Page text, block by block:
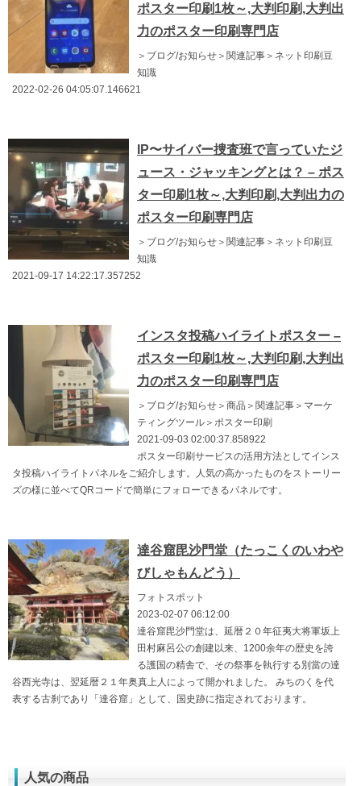
ポスター印刷1枚～,大判印刷,大判出
力のポスター印刷専門店
＞ブログ/お知らせ＞関連記事＞ネット印刷豆
知識
2022-02-26 04:05:07.146621
IP〜サイバー捜査班で言っていたジ
ュース・ジャッキングとは？ – ポス
ター印刷1枚～,大判印刷,大判出力の
ポスター印刷専門店
＞ブログ/お知らせ＞関連記事＞ネット印刷豆
知識
2021-09-17 14:22:17.357252
インスタ投稿ハイライトポスター –
ポスター印刷1枚～,大判印刷,大判出
力のポスター印刷専門店
＞ブログ/お知らせ＞商品＞関連記事＞マーケ
ティングツール＞ポスター印刷
2021-09-03 02:00:37.858922
ポスター印刷サービスの活用方法としてインス
タ投稿ハイライトパネルをご紹介します。人気の高かったものをストーリー
ズの様に並べてQRコードで簡単にフォローできるパネルです。
達谷窟毘沙門堂（たっこくのいわや
びしゃもんどう）
フォトスポット
2023-02-07 06:12:00
達谷窟毘沙門堂は、延暦２０年征夷大将軍坂上
田村麻呂公の創建以来、1200余年の歴史を誇
る護国の精舎で、その祭事を執行する別當の達
谷西光寺は、翌延暦２１年奥真上人によって開かれました。 みちのくを代
表する古刹であり「達谷窟」として、国史跡に指定されております。
人気の商品